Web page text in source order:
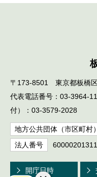
〒173-8501 東京都板橋
代表電話番号：03-3964-
付）：03-3579-2028
地方公共団体（市区町村
法人番号
開庁日時